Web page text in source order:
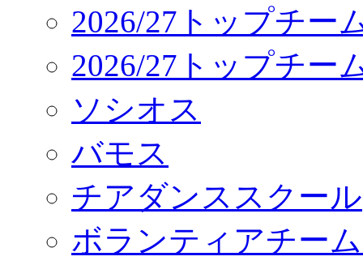
2026/27トップチー
2026/27トップチー
ソシオス
バモス
チアダンススクール
ボランティアチー